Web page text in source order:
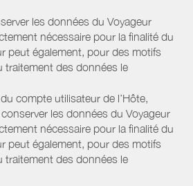
les données du Voyageur
nécessaire pour la finalité du
peut également, pour des motifs
traitement des données le
compte utilisateur de l’Hôte,
les données du Voyageur
nécessaire pour la finalité du
peut également, pour des motifs
traitement des données le